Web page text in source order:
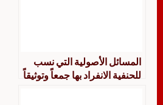
المسائل الأصولية التي نسب
للحنفية الانفراد بها جمعاً وتوثيقاً